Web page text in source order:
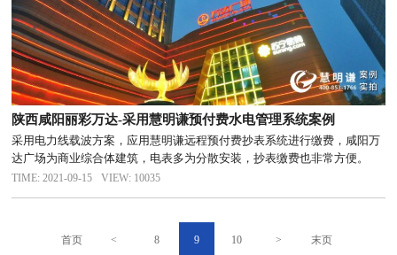
陕西咸阳丽彩万达-采用慧明谦预付费水电管理系统案例
采用电力线载波方案，应用慧明谦远程预付费抄表系统进行缴费，咸阳万
达广场为商业综合体建筑，电表多为分散安装，抄表缴费也非常方便。
TIME: 2021-09-15 VIEW: 10035
首页 < 8 9 10 > 末页